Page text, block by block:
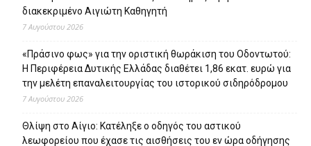
διακεκριμένο Αιγιώτη Καθηγητή
7 Αυγούστου 2026
«Πράσινο φως» για την οριστική θωράκιση του Οδοντωτού:
Η Περιφέρεια Δυτικής Ελλάδας διαθέτει 1,86 εκατ. ευρώ για
την μελέτη επαναλειτουργίας του ιστορικού σιδηρόδρομου
7 Αυγούστου 2026
Θλίψη στο Αίγιο: Κατέληξε ο οδηγός του αστικού
λεωφορείου που έχασε τις αισθήσεις του εν ώρα οδήγησης